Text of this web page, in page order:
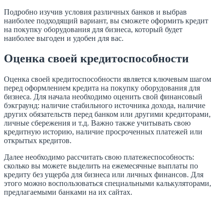
Подробно изучив условия различных банков и выбрав
наиболее подходящий вариант, вы сможете оформить кредит
на покупку оборудования для бизнеса, который будет
наиболее выгоден и удобен для вас.
Оценка своей кредитоспособности
Оценка своей кредитоспособности является ключевым шагом
перед оформлением кредита на покупку оборудования для
бизнеса. Для начала необходимо оценить свой финансовый
бэкграунд: наличие стабильного источника дохода, наличие
других обязательств перед банком или другими кредиторами,
личные сбережения и т.д. Важно также учитывать свою
кредитную историю, наличие просроченных платежей или
открытых кредитов.
Далее необходимо рассчитать свою платежеспособность:
сколько вы можете выделить на ежемесячные выплаты по
кредиту без ущерба для бизнеса или личных финансов. Для
этого можно воспользоваться специальными калькуляторами,
предлагаемыми банками на их сайтах.